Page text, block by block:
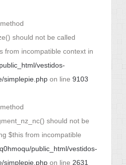
should not be called
from incompatible context in
vestidos-
simplepie.php on line 9103
should not be
$this from incompatible
public_html/vestidos-
simplepie.php on line 2631